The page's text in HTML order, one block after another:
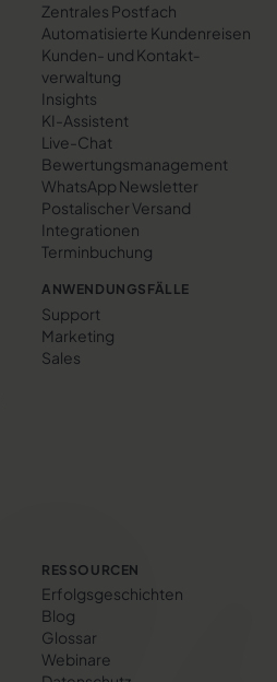
Zentrales Postfach
Automatisierte Kundenreisen
Kunden- und Kontakt­
verwaltung
Insights
KI-Assistent
Live-Chat
Bewertungs­management
WhatsApp Newsletter
Postalischer Versand
Integrationen
Terminbuchung
ANWENDUNGSFÄLLE
Support
Marketing
Sales
RESSOURCEN
Erfolgs­geschichten
Blog
Glossar
Webinare